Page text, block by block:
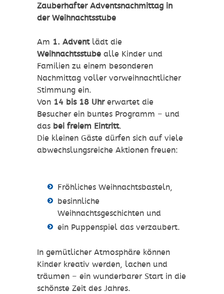
Zauberhafter Adventsnachmittag in
der Weihnachtsstube
Am 1. Adventlädt die
Weihnachtsstube alle Kinder und
Familien zu einem besonderen
Nachmittag voller vorweihnachtlicher
Stimmung ein.
Von 14 bis 18 Uhrerwartet die
Besucher ein buntes Programm – und
das bei freiem Eintritt.
Die kleinen Gäste dürfen sich auf viele
abwechslungsreiche Aktionen freuen:
Fröhliches Weihnachtsbasteln,
besinnliche
Weihnachtsgeschichten und
ein Puppenspiel das verzaubert.
In gemütlicher Atmosphäre können
Kinder kreativ werden, lachen und
träumen – ein wunderbarer Start in die
schönste Zeit des Jahres.